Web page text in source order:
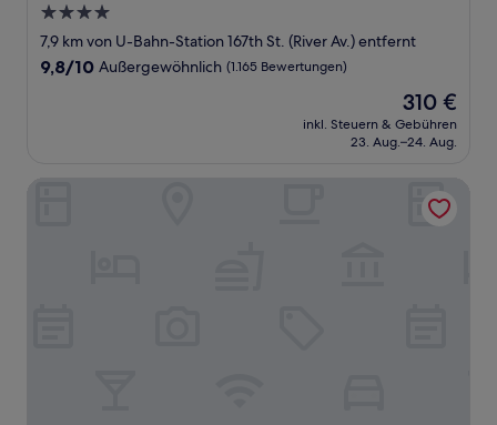
4.0-
Sterne-
Unterkunft
7,9 km von U-Bahn-Station 167th St. (River Av.) entfernt
9.8
9,8/10 Außergewöhnlich (1.165 Bewertungen)
Der
Preis
beträgt
310 €
inkl. Steuern & Gebühren
23. Aug.–24. Aug.
Hotel Belleclaire Central Park, a Small Luxury Hotel